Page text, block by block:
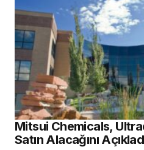
Mitsui Chemicals,
Satın Alacağını